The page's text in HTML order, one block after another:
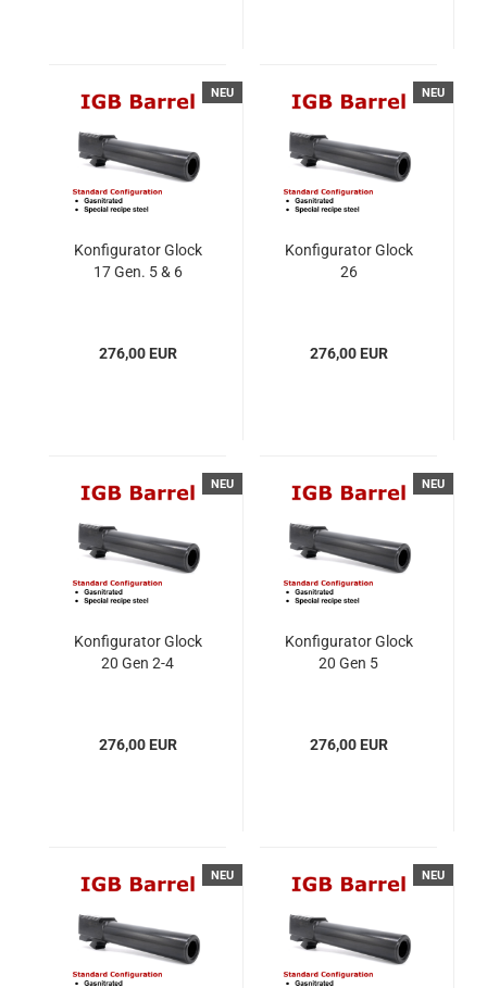
NEU
Konfigurator Glock
17 Gen. 5 & 6
276,00 EUR
NEU
Konfigurator Glock
26
276,00 EUR
NEU
Konfigurator Glock
20 Gen 2-4
276,00 EUR
NEU
Konfigurator Glock
20 Gen 5
276,00 EUR
NEU NEU